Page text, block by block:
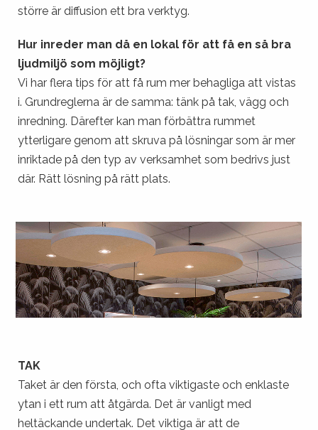
större är diffusion ett bra verktyg.
Hur inreder man då en lokal för att få en så bra
ljudmiljö som möjligt?
Vi har flera tips för att få rum mer behagliga att vistas
i. Grundreglerna är de samma: tänk på tak, vägg och
inredning. Därefter kan man förbättra rummet
ytterligare genom att skruva på lösningar som är mer
inriktade på den typ av verksamhet som bedrivs just
där. Rätt lösning på rätt plats.
TAK
Taket är den första, och ofta viktigaste och enklaste
ytan i ett rum att åtgärda. Det är vanligt med
heltäckande undertak. Det viktiga är att de